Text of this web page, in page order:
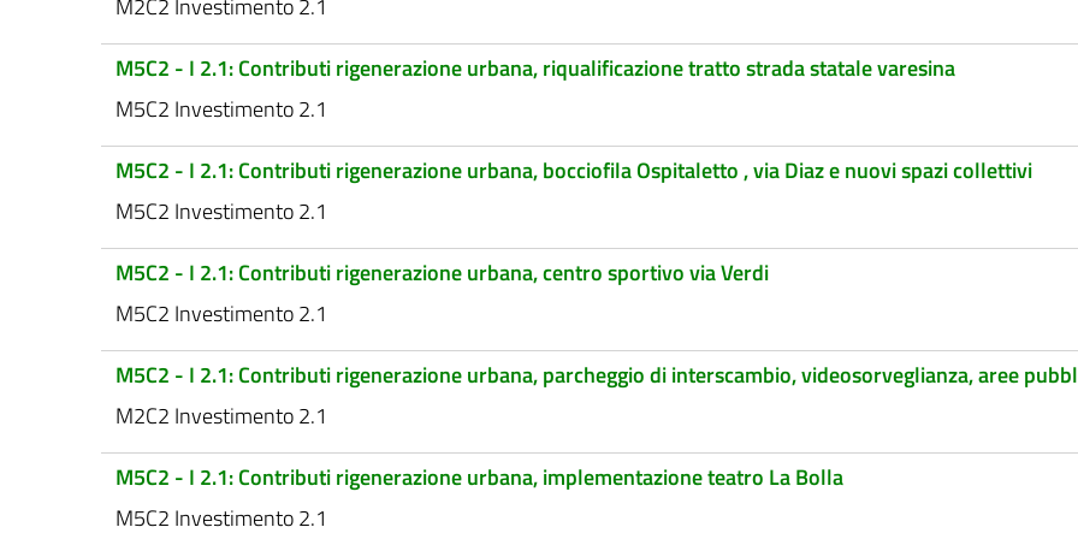
M2C2 Investimento 2.1
M5C2 - I 2.1: Contributi rigenerazione urbana, riqualificazione tratto strada statale varesina
M5C2 Investimento 2.1
M5C2 - I 2.1: Contributi rigenerazione urbana, bocciofila Ospitaletto , via Diaz e nuovi spazi collettivi
M5C2 Investimento 2.1
M5C2 - I 2.1: Contributi rigenerazione urbana, centro sportivo via Verdi
M5C2 Investimento 2.1
M5C2 - I 2.1: Contributi rigenerazione urbana, parcheggio di interscambio, videosorveglianza, aree
M2C2 Investimento 2.1
M5C2 - I 2.1: Contributi rigenerazione urbana, implementazione teatro La Bolla
M5C2 Investimento 2.1